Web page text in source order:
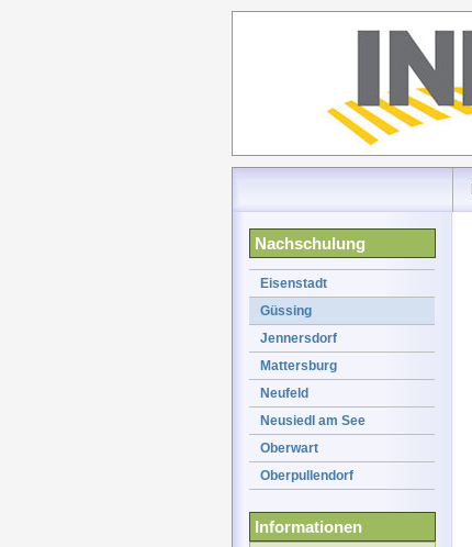
Nachschulung
Eisenstadt
Güssing
Jennersdorf
Mattersburg
Neufeld
Neusiedl am See
Oberwart
Oberpullendorf
Informationen